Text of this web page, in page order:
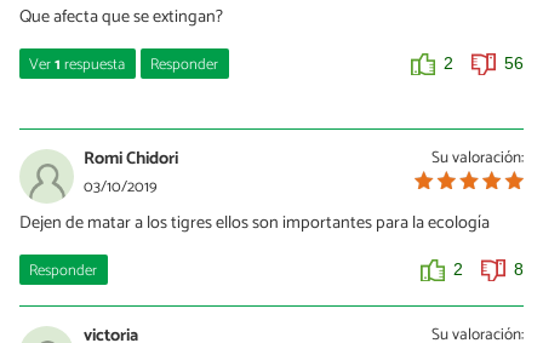
Que afecta que se extingan?
Ver1respuesta Responder 2 56
17/02/2021
mucho, es un animal, no se debería de extinguir
1
Su valoración:
Romi Chidori
03/10/2019
Dejen de matar a los tigres ellos son importantes para la ecología
Responder 2 8
Su valoración:
victoria